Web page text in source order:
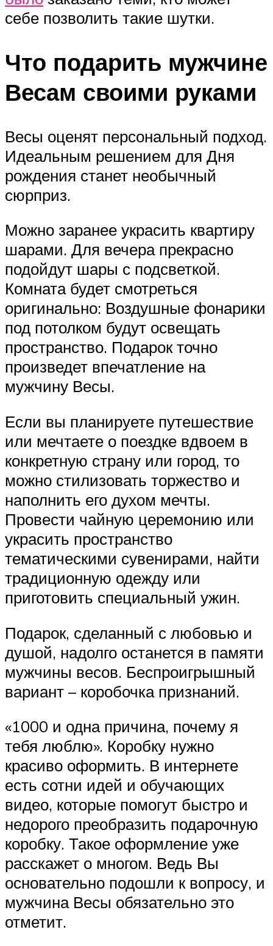
себе позволить такие шутки.
Что подарить мужчине
Весам своими руками
Весы оценят персональный подход.
Идеальным решением для Дня
рождения станет необычный
сюрприз.
Можно заранее украсить квартиру
шарами. Для вечера прекрасно
подойдут шары с подсветкой.
Комната будет смотреться
оригинально: Воздушные фонарики
под потолком будут освещать
пространство. Подарок точно
произведет впечатление на
мужчину Весы.
Если вы планируете путешествие
или мечтаете о поездке вдвоем в
конкретную страну или город, то
можно стилизовать торжество и
наполнить его духом мечты.
Провести чайную церемонию или
украсить пространство
тематическими сувенирами, найти
традиционную одежду или
приготовить специальный ужин.
Подарок, сделанный с любовью и
душой, надолго останется в памяти
мужчины весов. Беспроигрышный
вариант – коробочка признаний.
«1000 и одна причина, почему я
тебя люблю». Коробку нужно
красиво оформить. В интернете
есть сотни идей и обучающих
видео, которые помогут быстро и
недорого преобразить подарочную
коробку. Такое оформление уже
расскажет о многом. Ведь Вы
основательно подошли к вопросу, и
мужчина Весы обязательно это
отметит.